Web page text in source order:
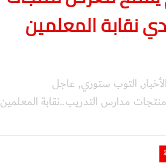
نقابة المعلمين
الأخبار, التوب ستوري, عاجل
مدارس التدريب..نقابة المعلمين